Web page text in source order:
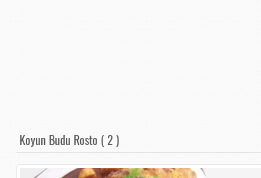
Koyun Budu Rosto ( 2 )